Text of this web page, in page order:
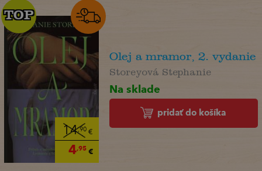
14,90€
4,95€
TOP
TOP
Olej a mramor, 2. vydanie
Storeyová Stephanie
Na sklade
pridať do košíka